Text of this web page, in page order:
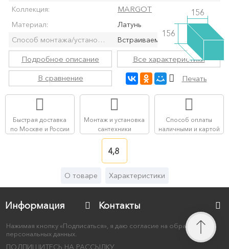
Коллекция:
MARGOT
Материал:
Латунь
Способ монтажа/установки:
Встраиваемый/ая
156
156
Подробное описание
Все характеристики
В сравнение
Печать
Быстрая доставка
по Москве и России
Монтаж и установка
сантехники
Способ оплаты
наличными и картой
4,8
О товаре Характеристики
Информация Контакты
Нажимая кнопку «Подписаться», я даю согласие на обработку
персональных данных.
ПОДПИШИТЕСЬ НА РАССЫЛКУ